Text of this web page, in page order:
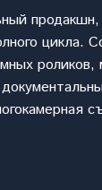
цикла.
роликов,